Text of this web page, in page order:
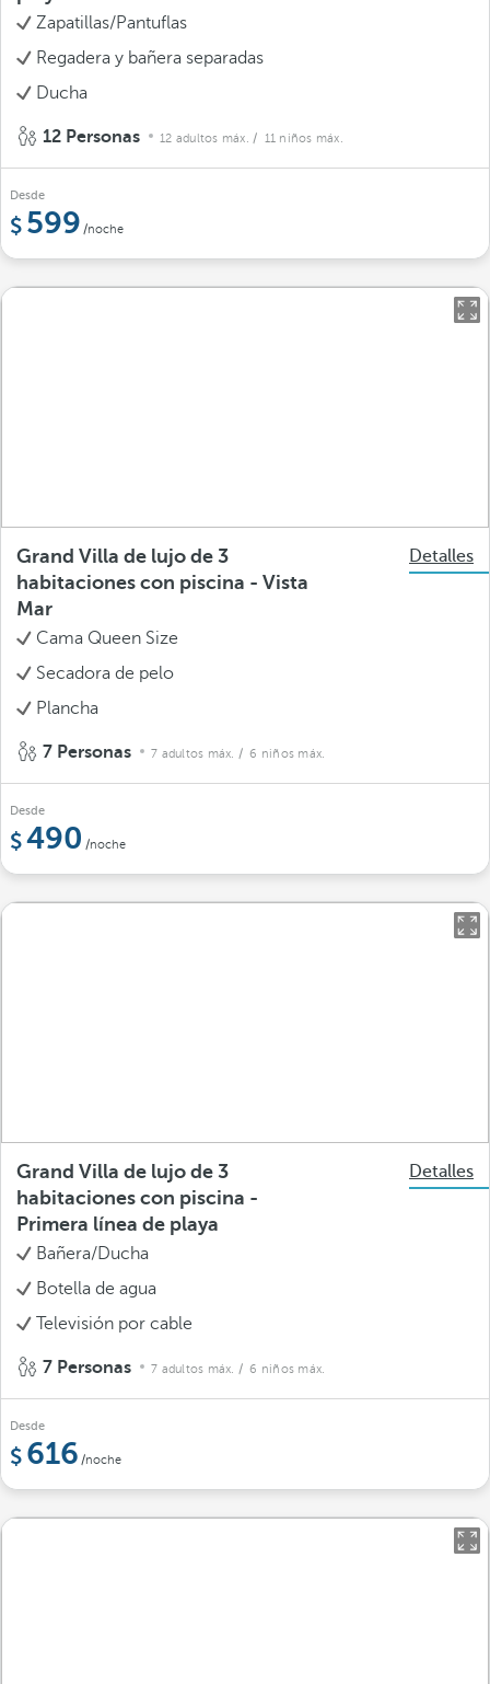
Zapatillas/Pantuflas
Regadera y bañera separadas
Ducha
12 Personas 12 adultos máx. / 11 niños máx.
Desde
599 /noche
Grand Villa de lujo de 3
habitaciones con piscina - Vista
Mar
Detalles
Cama Queen Size
Secadora de pelo
Plancha
7 Personas 7 adultos máx. / 6 niños máx.
Desde
490 /noche
Grand Villa de lujo de 3
habitaciones con piscina -
Primera línea de playa
Detalles
Bañera/Ducha
Botella de agua
Televisión por cable
7 Personas 7 adultos máx. / 6 niños máx.
Desde
616 /noche